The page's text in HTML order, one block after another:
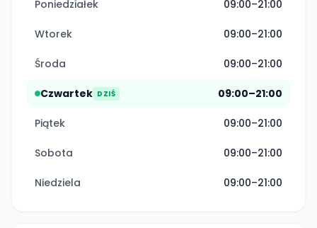
Poniedziałek 09:00–21:00
Wtorek 09:00–21:00
Środa 09:00–21:00
Czwartek DZIŚ 09:00–21:00
Piątek 09:00–21:00
Sobota 09:00–21:00
Niedziela 09:00–21:00